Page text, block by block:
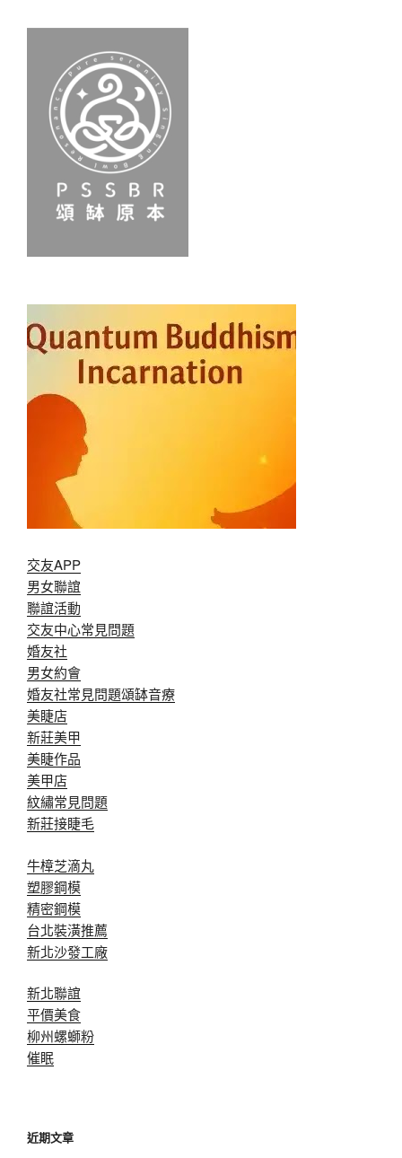
交友APP
男女聯誼
聯誼活動
交友中心常見問題
婚友社
男女約會
婚友社常見問題頌缽音療
美睫店
新莊美甲
美睫作品
美甲店
紋繡常見問題
新莊接睫毛
牛樟芝滴丸
塑膠鋼模
精密鋼模
台北裝潢推薦
新北沙發工廠
新北聯誼
平價美食
柳州螺螄粉
催眠
近期文章